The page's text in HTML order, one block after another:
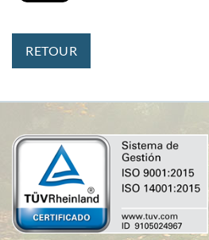
RETOUR